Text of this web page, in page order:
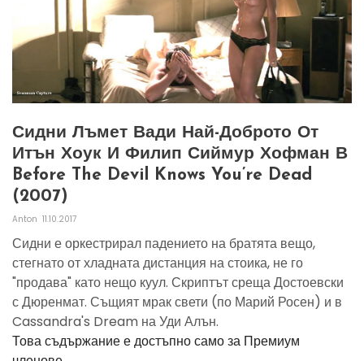
Сидни Лъмет Вади Най-Доброто От
Итън Хоук И Филип Сиймур Хофман В
Before The Devil Knows You’re Dead
(2007)
Anton 11.10.2017
Сидни е оркестрирал падението на братята вещо,
стегнато от хладната дистанция на стоика, не го
"продава" като нещо куул. Скриптът среща Достоевски
с Дюренмат. Същият мрак свети (по Марий Росен) и в
Cassandra's Dream на Уди Алън.
Това съдържание е достъпно само за Премиум